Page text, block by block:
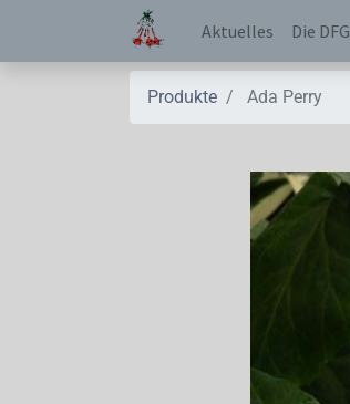
Aktuelles Die DFG
Produkte Ada Perry